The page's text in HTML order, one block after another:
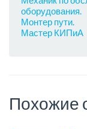
оборудования.
Монтер пути.
Мастер КИПиА
Похожие